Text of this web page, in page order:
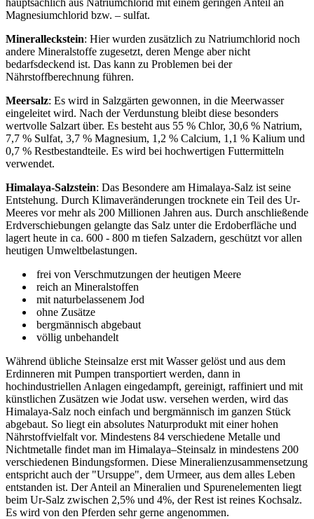
Magnesiumchlorid bzw. – sulfat.
Mineralleckstein: Hier wurden zusätzlich zu Natriumchlorid noch
andere Mineralstoffe zugesetzt, deren Menge aber nicht
bedarfsdeckend ist. Das kann zu Problemen bei der
Nährstoffberechnung führen.
Meersalz: Es wird in Salzgärten gewonnen, in die Meerwasser
eingeleitet wird. Nach der Verdunstung bleibt diese besonders
wertvolle Salzart über. Es besteht aus 55 % Chlor, 30,6 % Natrium,
7,7 % Sulfat, 3,7 % Magnesium, 1,2 % Calcium, 1,1 % Kalium und
0,7 % Restbestandteile. Es wird bei hochwertigen Futtermitteln
verwendet.
Himalaya-Salzstein: Das Besondere am Himalaya-Salz ist seine
Entstehung. Durch Klimaveränderungen trocknete ein Teil des Ur-
Meeres vor mehr als 200 Millionen Jahren aus. Durch anschließende
Erdverschiebungen gelangte das Salz unter die Erdoberfläche und
lagert heute in ca. 600 - 800 m tiefen Salzadern, geschützt vor allen
heutigen Umweltbelastungen.
frei von Verschmutzungen der heutigen Meere
reich an Mineralstoffen
mit naturbelassenem Jod
ohne Zusätze
bergmännisch abgebaut
völlig unbehandelt
Während übliche Steinsalze erst mit Wasser gelöst und aus dem
Erdinneren mit Pumpen transportiert werden, dann in
hochindustriellen Anlagen eingedampft, gereinigt, raffiniert und mit
künstlichen Zusätzen wie Jodat usw. versehen werden, wird das
Himalaya-Salz noch einfach und bergmännisch im ganzen Stück
abgebaut. So liegt ein absolutes Naturprodukt mit einer hohen
Nährstoffvielfalt vor. Mindestens 84 verschiedene Metalle und
Nichtmetalle findet man im Himalaya–Steinsalz in mindestens 200
verschiedenen Bindungsformen. Diese Mineralienzusammensetzung
entspricht auch der "Ursuppe", dem Urmeer, aus dem alles Leben
entstanden ist. Der Anteil an Mineralien und Spurenelementen liegt
beim Ur-Salz zwischen 2,5% und 4%, der Rest ist reines Kochsalz.
Es wird von den Pferden sehr gerne angenommen.